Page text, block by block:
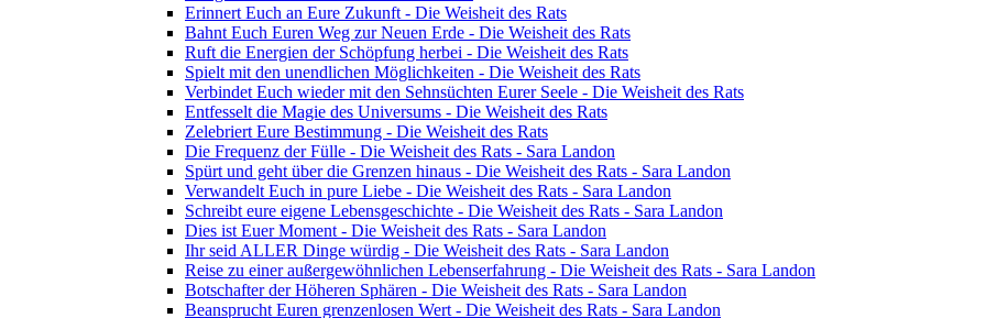
Erinnert Euch an Eure Zukunft - Die Weisheit des Rats
Bahnt Euch Euren Weg zur Neuen Erde - Die Weisheit des Rats
Ruft die Energien der Schöpfung herbei - Die Weisheit des Rats
Spielt mit den unendlichen Möglichkeiten - Die Weisheit des Rats
Verbindet Euch wieder mit den Sehnsüchten Eurer Seele - Die Weisheit des Rats
Entfesselt die Magie des Universums - Die Weisheit des Rats
Zelebriert Eure Bestimmung - Die Weisheit des Rats
Die Frequenz der Fülle - Die Weisheit des Rats - Sara Landon
Spürt und geht über die Grenzen hinaus - Die Weisheit des Rats - Sara Landon
Verwandelt Euch in pure Liebe - Die Weisheit des Rats - Sara Landon
Schreibt eure eigene Lebensgeschichte - Die Weisheit des Rats - Sara Landon
Dies ist Euer Moment - Die Weisheit des Rats - Sara Landon
Ihr seid ALLER Dinge würdig - Die Weisheit des Rats - Sara Landon
Reise zu einer außergewöhnlichen Lebenserfahrung - Die Weisheit des Rats - Sara Landon
Botschafter der Höheren Sphären - Die Weisheit des Rats - Sara Landon
Beansprucht Euren grenzenlosen Wert - Die Weisheit des Rats - Sara Landon